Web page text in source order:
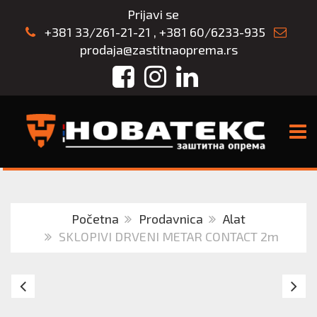
Prijavi se
+381 33/261-21-21 , +381 60/6233-935
prodaja@zastitnaoprema.rs
FacebookInstagram
LinkedIn
Početna Prodavnica
Alat
SKLOPIVI DRVENI METAR CONTACT 2m
SKLOPIVI